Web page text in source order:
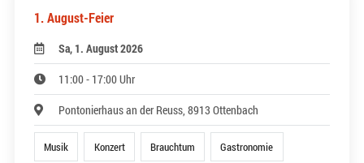
1. August-Feier
Sa, 1. August 2026
11:00 - 17:00 Uhr
Pontonierhaus an der Reuss, 8913 Ottenbach
Musik Konzert Brauchtum Gastronomie